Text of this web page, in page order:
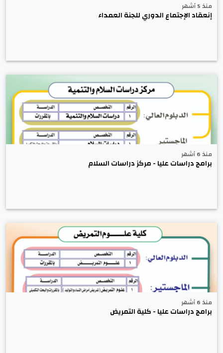
منذ 5 أشهر
إنعقاد الإجتماع الدوري للجنة العمداء
منذ 6 أشهر
برامج دراسات عليا - مركز دراسات السلام
منذ 6 أشهر
برامج دراسات عليا - كلية التمريض